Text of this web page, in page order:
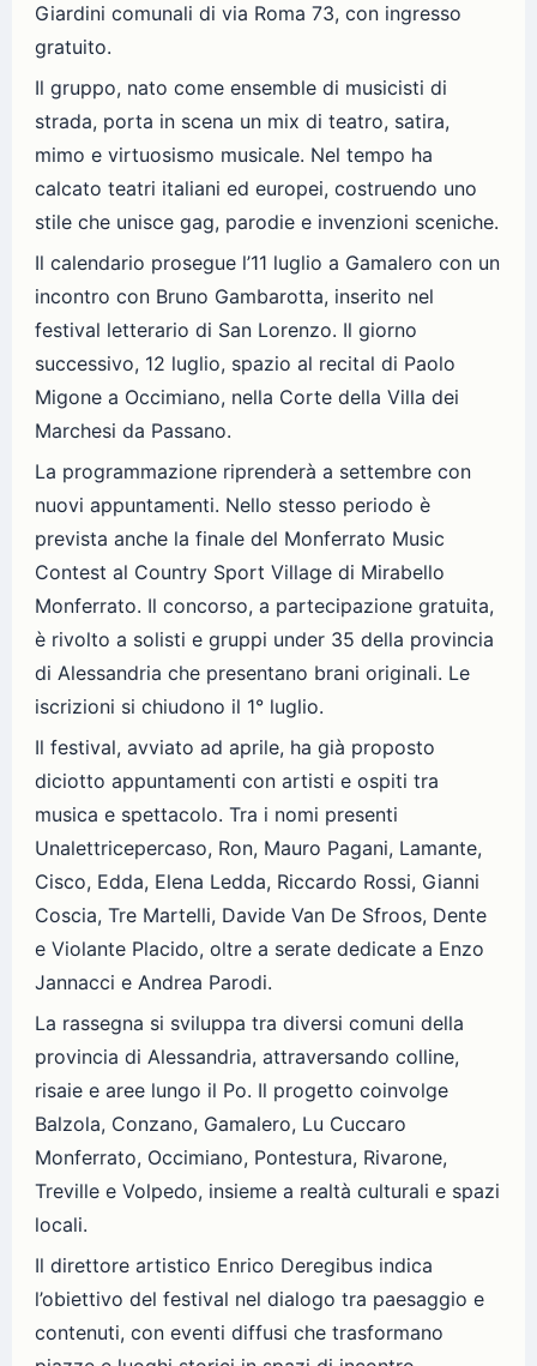
Giardini comunali di via Roma 73, con ingresso
gratuito.
Il gruppo, nato come ensemble di musicisti di
strada, porta in scena un mix di teatro, satira,
mimo e virtuosismo musicale. Nel tempo ha
calcato teatri italiani ed europei, costruendo uno
stile che unisce gag, parodie e invenzioni sceniche.
Il calendario prosegue l’11 luglio a Gamalero con un
incontro con Bruno Gambarotta, inserito nel
festival letterario di San Lorenzo. Il giorno
successivo, 12 luglio, spazio al recital di Paolo
Migone a Occimiano, nella Corte della Villa dei
Marchesi da Passano.
La programmazione riprenderà a settembre con
nuovi appuntamenti. Nello stesso periodo è
prevista anche la finale del Monferrato Music
Contest al Country Sport Village di Mirabello
Monferrato. Il concorso, a partecipazione gratuita,
è rivolto a solisti e gruppi under 35 della provincia
di Alessandria che presentano brani originali. Le
iscrizioni si chiudono il 1° luglio.
Il festival, avviato ad aprile, ha già proposto
diciotto appuntamenti con artisti e ospiti tra
musica e spettacolo. Tra i nomi presenti
Unalettricepercaso, Ron, Mauro Pagani, Lamante,
Cisco, Edda, Elena Ledda, Riccardo Rossi, Gianni
Coscia, Tre Martelli, Davide Van De Sfroos, Dente
e Violante Placido, oltre a serate dedicate a Enzo
Jannacci e Andrea Parodi.
La rassegna si sviluppa tra diversi comuni della
provincia di Alessandria, attraversando colline,
risaie e aree lungo il Po. Il progetto coinvolge
Balzola, Conzano, Gamalero, Lu Cuccaro
Monferrato, Occimiano, Pontestura, Rivarone,
Treville e Volpedo, insieme a realtà culturali e spazi
locali.
Il direttore artistico Enrico Deregibus indica
l’obiettivo del festival nel dialogo tra paesaggio e
contenuti, con eventi diffusi che trasformano